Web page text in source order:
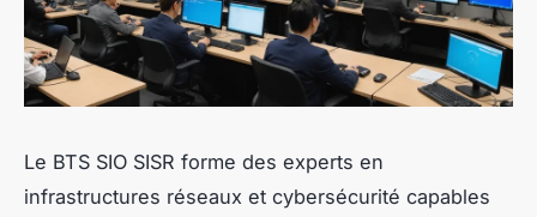
Le BTS SIO SISR forme des experts en
infrastructures réseaux et cybersécurité capables